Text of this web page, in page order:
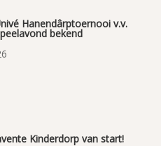
Hanendârptoernooi v.v.
bekend
Kinderdorp van start!